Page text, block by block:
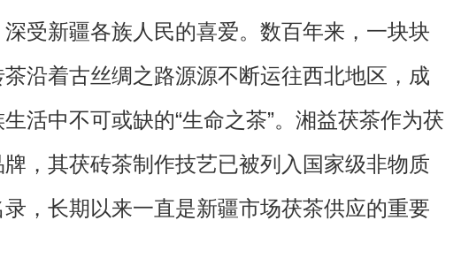
受新疆各族人民的喜爱。数百年来，一块块
沿着古丝绸之路源源不断运往西北地区，成
活中不可或缺的“生命之茶”。湘益茯茶作为茯
，其茯砖茶制作技艺已被列入国家级非物质
，长期以来一直是新疆市场茯茶供应的重要